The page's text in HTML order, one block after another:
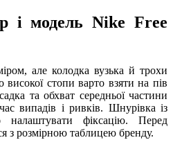
і модель Nike Free
але колодка вузька й трохи
стопи варто взяти на пів
та обхват середньої частини
випадів і ривків. Шнурівка із
фіксацію. Перед
з розмірною таблицею бренду.